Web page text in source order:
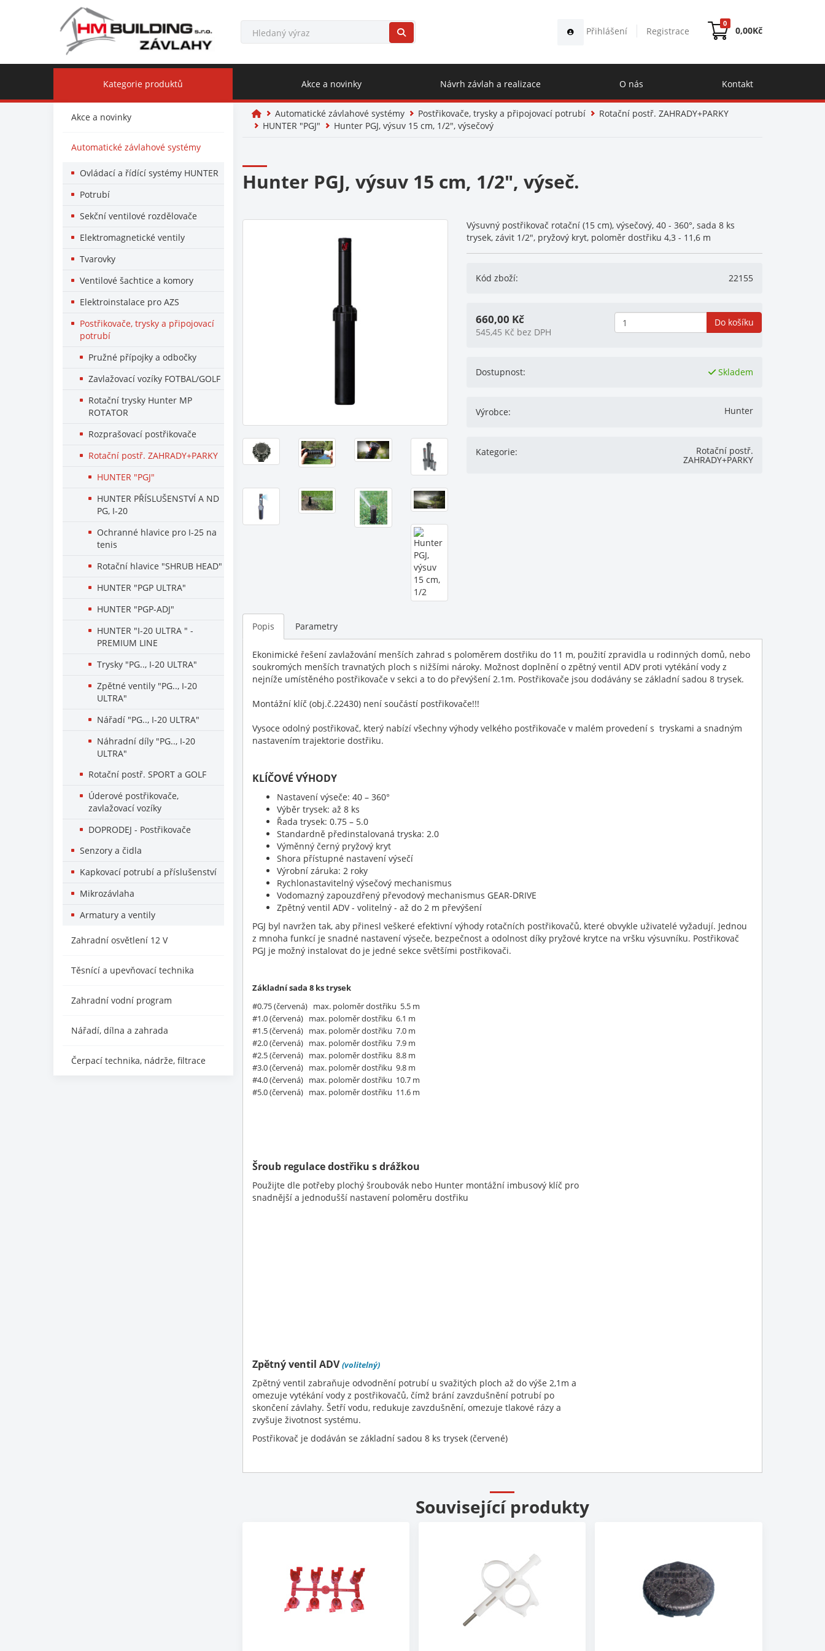
0
0,00Kč
Přihlášení Registrace
Kategorie produktů Akce a novinky Návrh závlah a realizace O nás Kontakt
Akce a novinky
Automatické závlahové systémy
Ovládací a řídící systémy HUNTER
Potrubí
Sekční ventilové rozdělovače
Elektromagnetické ventily
Tvarovky
Ventilové šachtice a komory
Elektroinstalace pro AZS
Postřikovače, trysky a připojovací
potrubí
Pružné přípojky a odbočky
Zavlažovací vozíky FOTBAL/GOLF
Rotační trysky Hunter MP
ROTATOR
Rozprašovací postřikovače
Rotační postř. ZAHRADY+PARKY
HUNTER "PGJ"
HUNTER PŘÍSLUŠENSTVÍ A ND
PG, I-20
Ochranné hlavice pro I-25 na
tenis
Rotační hlavice "SHRUB HEAD"
HUNTER "PGP ULTRA"
HUNTER "PGP-ADJ"
HUNTER "I-20 ULTRA " -
PREMIUM LINE
Trysky "PG.., I-20 ULTRA"
Zpětné ventily "PG.., I-20
ULTRA"
Nářadí "PG.., I-20 ULTRA"
Náhradní díly "PG.., I-20
ULTRA"
Rotační postř. SPORT a GOLF
Úderové postřikovače,
zavlažovací vozíky
DOPRODEJ - Postřikovače
Senzory a čidla
Kapkovací potrubí a příslušenství
Mikrozávlaha
Armatury a ventily
Zahradní osvětlení 12 V
Těsnící a upevňovací technika
Zahradní vodní program
Nářadí, dílna a zahrada
Čerpací technika, nádrže, filtrace
Automatické závlahové systémy Postřikovače, trysky a připojovací potrubí
Rotační postř. ZAHRADY+PARKY
HUNTER "PGJ"
Hunter PGJ, výsuv 15 cm, 1/2", výsečový
Hunter PGJ, výsuv 15 cm, 1/2", výseč.
Výsuvný postřikovač rotační (15 cm), výsečový, 40 - 360°, sada 8 ks
trysek, závit 1/2", pryžový kryt, poloměr dostřiku 4,3 - 11,6 m
Kód zboží: 22155
660,00 Kč
545,45 Kč bez DPH
Do košíku
Dostupnost: Skladem
Výrobce: Hunter
Kategorie: Rotační postř.
ZAHRADY+PARKY
Popis Parametry
Ekonimické řešení zavlažování menších zahrad s poloměrem dostřiku do 11 m, použití zpravidla u rodinných domů, nebo
soukromých menších travnatých ploch s nižšími nároky. Možnost doplnění o zpětný ventil ADV proti vytékání vody z
nejníže umístěného postřikovače v sekci a to do převýšení 2.1m. Postřikovače jsou dodávány se základní sadou 8 trysek.
Montážní klíč (obj.č.22430) není součástí postřikovače!!!
Vysoce odolný postřikovač, který nabízí všechny výhody velkého postřikovače v malém provedení s tryskami a snadným
nastavením trajektorie dostřiku.
KLÍČOVÉ VÝHODY
Nastavení výseče: 40 – 360°
Výběr trysek: až 8 ks
Řada trysek: 0.75 – 5.0
Standardně předinstalovaná tryska: 2.0
Výměnný černý pryžový kryt
Shora přístupné nastavení výsečí
Výrobní záruka: 2 roky
Rychlonastavitelný výsečový mechanismus
Vodomazný zapouzdřený převodový mechanismus GEAR-DRIVE
Zpětný ventil ADV - volitelný - až do 2 m převýšení
PGJ byl navržen tak, aby přinesl veškeré efektivní výhody rotačních postřikovačů, které obvykle uživatelé vyžadují. Jednou
z mnoha funkcí je snadné nastavení výseče, bezpečnost a odolnost díky pryžové krytce na vršku výsuvníku. Postřikovač
PGJ je možný instalovat do je jedné sekce světšími postřikovači.
Základní sada 8 ks trysek
#0.75 (červená) max. poloměr dostřiku 5.5 m
#1.0 (červená) max. poloměr dostřiku 6.1 m
#1.5 (červená) max. poloměr dostřiku 7.0 m
#2.0 (červená) max. poloměr dostřiku 7.9 m
#2.5 (červená) max. poloměr dostřiku 8.8 m
#3.0 (červená) max. poloměr dostřiku 9.8 m
#4.0 (červená) max. poloměr dostřiku 10.7 m
#5.0 (červená) max. poloměr dostřiku 11.6 m
Šroub regulace dostřiku s drážkou
Použijte dle potřeby plochý šroubovák nebo Hunter montážní imbusový klíč pro
snadnější a jednodušší nastavení poloměru dostřiku
Zpětný ventil ADV(volitelný)
Zpětný ventil zabraňuje odvodnění potrubí u svažitých ploch až do výše 2,1m a
omezuje vytékání vody z postřikovačů, čímž brání zavzdušnění potrubí po
skončení závlahy. Šetří vodu, redukuje zavzdušnění, omezuje tlakové rázy a
zvyšuje životnost systému.
Postřikovač je dodáván se základní sadou 8 ks trysek (červené)
Související produkty